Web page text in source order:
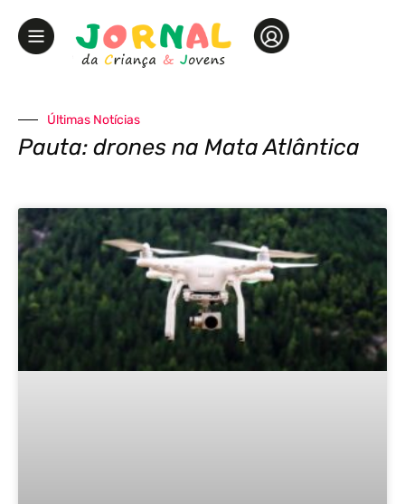
Últimas Notícias
Pauta: drones na Mata Atlântica